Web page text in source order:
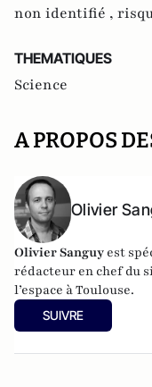
non identifié ,
THEMATIQUES
Science
A PROPOS
Olivier
Olivier Sanguy est
rédacteur en chef du
l’espace à Toulouse.
SUIVRE